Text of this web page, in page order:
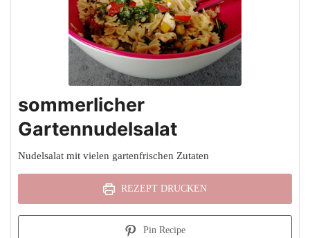
sommerlicher
Gartennudelsalat
Nudelsalat mit vielen gartenfrischen Zutaten
REZEPT DRUCKEN
Pin Recipe